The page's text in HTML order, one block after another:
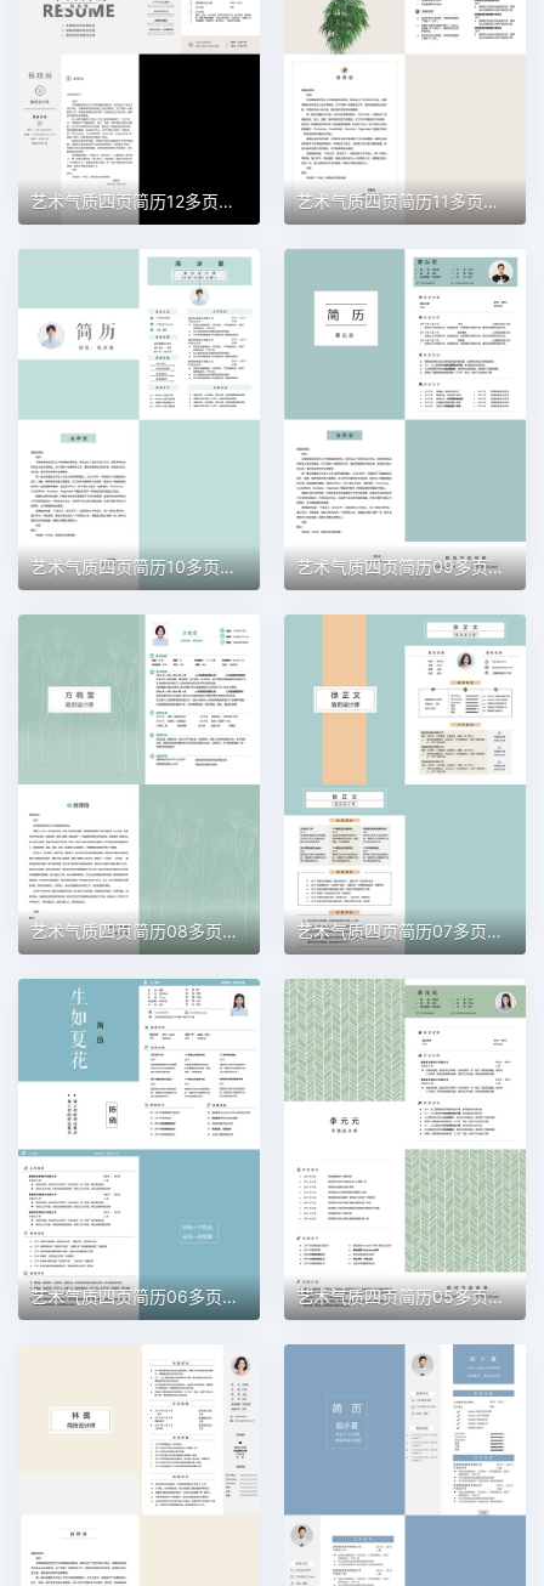
艺术气质四页简历12多页简历word模板 艺术气质四页简历11多页简历word模板
艺术气质四页简历10多页简历word模板 艺术气质四页简历09多页简历word模板
艺术气质四页简历08多页简历word模板 艺术气质四页简历07多页简历word模板
艺术气质四页简历06多页简历word模板 艺术气质四页简历05多页简历word模板